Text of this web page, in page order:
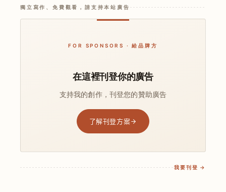
獨立寫作、免費觀看，請支持本站廣告
FOR SPONSORS · 給品牌方
在這裡刊登你的廣告
支持我的創作，刊登您的贊助廣告
了解刊登方案
我要刊登 →